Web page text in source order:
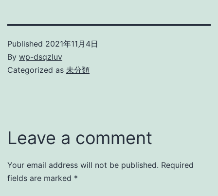
Published 2021年11月4日
By wp-dsqzluv
Categorized as 未分類
Leave a comment
Your email address will not be published. Required
fields are marked *